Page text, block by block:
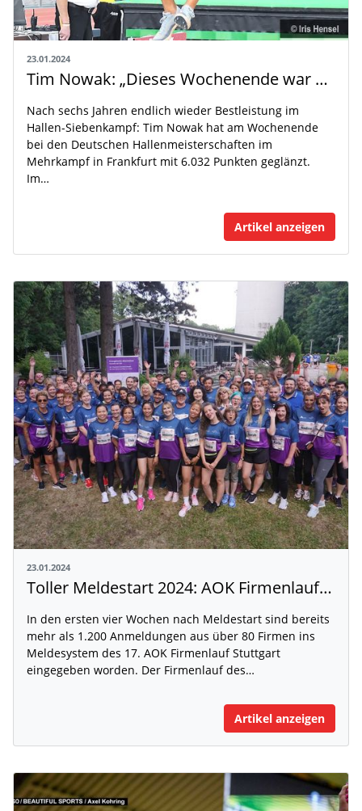
23.01.2024
Tim Nowak: „Dieses Wochenende war der totale Befreiungsschlag“
Nach sechs Jahren endlich wieder Bestleistung im
Hallen-Siebenkampf: Tim Nowak hat am Wochenende
bei den Deutschen Hallenmeisterschaften im
Mehrkampf in Frankfurt mit 6.032 Punkten geglänzt.
Im…
Artikel anzeigen
23.01.2024
Toller Meldestart 2024: AOK Firmenlauf Stuttgart weiterhin sehr beliebt
In den ersten vier Wochen nach Meldestart sind bereits
mehr als 1.200 Anmeldungen aus über 80 Firmen ins
Meldesystem des 17. AOK Firmenlauf Stuttgart
eingegeben worden. Der Firmenlauf des…
Artikel anzeigen